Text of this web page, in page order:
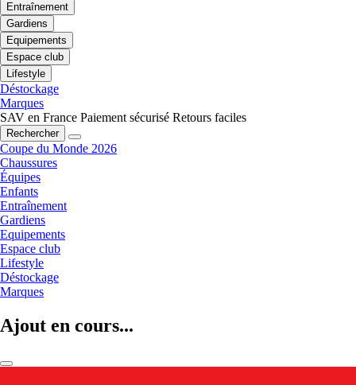
Entraînement
Gardiens
Equipements
Espace club
Lifestyle
Déstockage
Marques
SAV en France Paiement sécurisé Retours faciles
Rechercher
Coupe du Monde 2026
Chaussures
Équipes
Enfants
Entraînement
Gardiens
Equipements
Espace club
Lifestyle
Déstockage
Marques
Ajout en cours...